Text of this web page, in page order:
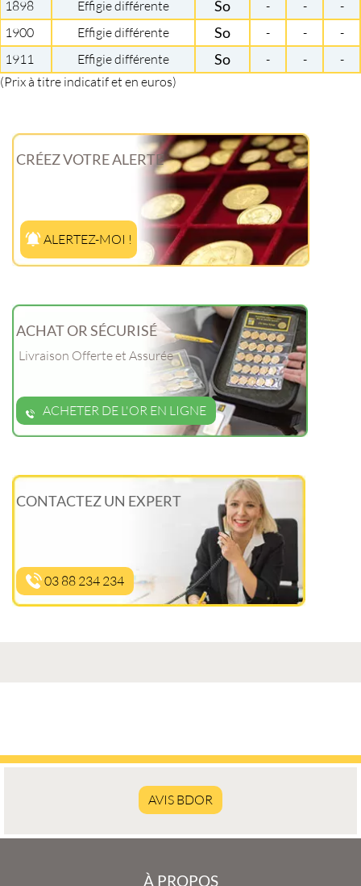
1898 Effigie différente So - -
-
1900
Effigie différente So - -
-
1911
Effigie différente So - -
-
(Prix à titre indicatif et en euros)
CRÉEZ VOTRE ALERTE
ALERTEZ-MOI !
ACHAT OR SÉCURISÉ
Livraison Offerte et Assurée
ACHETER DE L'OR EN LIGNE
CONTACTEZ UN EXPERT
03 88 234 234
AVIS BDOR
À PROPOS